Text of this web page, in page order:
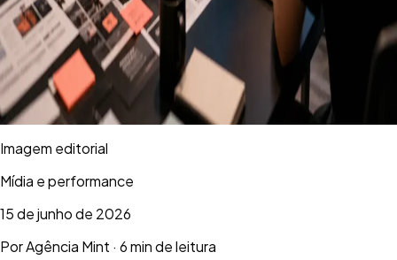
Imagem editorial
Mídia e performance
15 de junho de 2026
PorAgência Mint · 6 min de leitura